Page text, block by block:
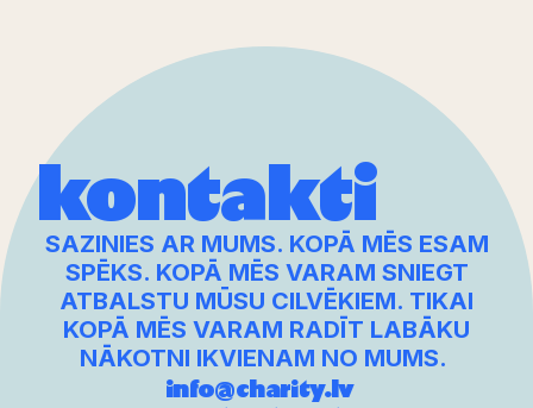
kontakti
SAZINIES AR MUMS. KOPĀ MĒS ESAM
SPĒKS. KOPĀ MĒS VARAM SNIEGT
ATBALSTU MŪSU CILVĒKIEM. TIKAI
KOPĀ MĒS VARAM RADĪT LABĀKU
NĀKOTNI IKVIENAM NO MUMS.
info@charity.lv